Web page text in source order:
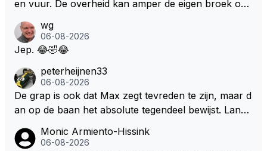
en vuur. De overheid kan amper de eigen broek oph
s. Je kunt de Staat het best vergelijken met de sherif
f van Nottinghem (Robin Hood) welk achter de bom
m/haar van zijn laatste zuurverdiende stuiver te ber
oven. De Staat heeft nooit ooit maar een stuiver in Z
andvoort willen investeren en dat zal ook nooit gebe
uren. Afdragen van BTW gelden en vergunningen bi
j dergelijke sportievefestiviteiten MOET je dan weer
wel afstaan, de parasiet.
wg
06-08-2026
Jep. 😂🤣😂
peterheijnen33
06-08-2026
De grap is ook dat Max zegt tevreden te zijn, maar d
an op de baan het absolute tegendeel bewijst. Lando
dan eigenlijk niet echt zien. ;)
Monic Armiento-Hissink
06-08-2026